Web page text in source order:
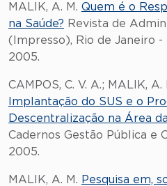
MALIK, A. M. Quem é o
na Saúde? Revista de
(Impresso), Rio de Janeiro -
2005.
CAMPOS, C. V. A.; MALIK, A.
Implantação do SUS e o
Descentralização na Área
Cadernos Gestão Pública e
2005.
MALIK, A. M. Pesquisa em,